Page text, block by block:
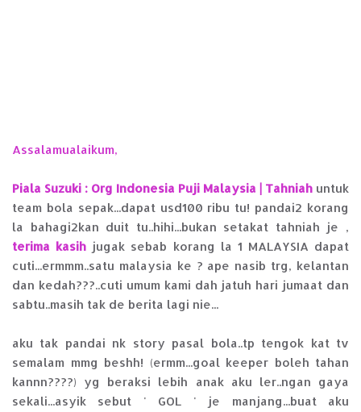
Assalamualaikum,
Piala Suzuki : Org Indonesia Puji Malaysia | Tahniah untuk
team bola sepak...dapat usd100 ribu tu! pandai2 korang
la bahagi2kan duit tu..hihi...bukan setakat tahniah je ,
terima kasih jugak sebab korang la 1 MALAYSIA dapat
cuti...ermmm..satu malaysia ke ? ape nasib trg, kelantan
dan kedah???..cuti umum kami dah jatuh hari jumaat dan
sabtu..masih tak de berita lagi nie...
aku tak pandai nk story pasal bola..tp tengok kat tv
semalam mmg beshh! (ermm...goal keeper boleh tahan
kannn????) yg beraksi lebih anak aku ler..ngan gaya
sekali...asyik sebut ' GOL ' je manjang...buat aku